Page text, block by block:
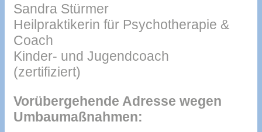
Sandra Stürmer
Heilpraktikerin für Psychotherapie &
Coach
Kinder- und Jugendcoach
(zertifiziert)
Vorübergehende Adresse wegen
Umbaumaßnahmen: